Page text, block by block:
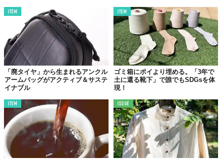
ITEM
「廃タイヤ」から生まれるアンクル
アームバッグがアクティブ＆サステ
イナブル
ITEM
ゴミ箱にポイより埋める。「3年で
土に還る靴下」で誰でもSDGsを体
現！
ITEM ISSUE